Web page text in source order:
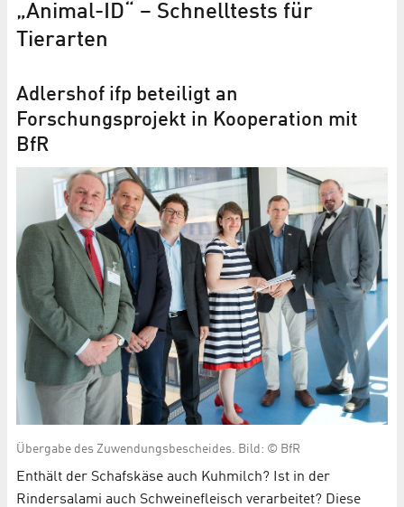
„Animal-ID“ – Schnelltests für
Tierarten
Adlershof ifp beteiligt an
Forschungsprojekt in Kooperation mit
BfR
Übergabe des Zuwendungsbescheides. Bild: © BfR
Enthält der Schafskäse auch Kuhmilch? Ist in der
Rindersalami auch Schweinefleisch verarbeitet? Diese